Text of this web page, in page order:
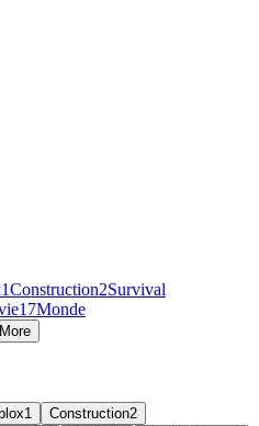
1Construction2Survival
17Monde
More
1 Construction2